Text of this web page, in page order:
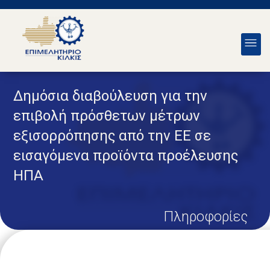
Δημόσια διαβούλευση για την
επιβολή πρόσθετων μέτρων
εξισορρόπησης από την ΕΕ σε
εισαγόμενα προϊόντα προέλευσης
ΗΠΑ
Πληροφορίες